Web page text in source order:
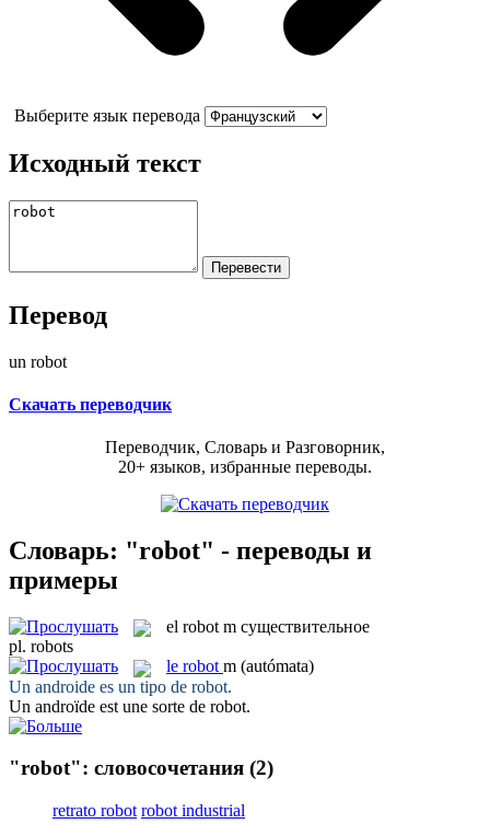
Выберите язык перевода
Исходный текст
Перевод
un robot
Скачать переводчик
Переводчик, Словарь и Разговорник,
20+ языков, избранные переводы.
Словарь: "robot" - переводы и
примеры
el robot m существительное
pl. robots
le robot m (autómata)
Un androide es un tipo de robot.
Un androïde est une sorte de robot.
"robot": словосочетания (2)
retrato robot robot industrial